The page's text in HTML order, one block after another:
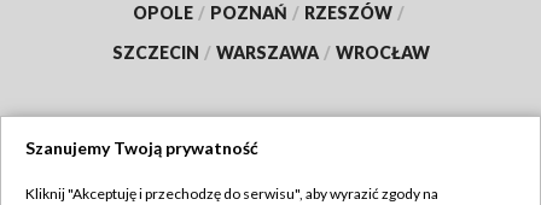
OPOLE / POZNAŃ / RZESZÓW /
SZCZECIN / WARSZAWA / WROCŁAW
Szanujemy Twoją prywatność
Kliknij "Akceptuję i przechodzę do serwisu", aby wyrazić zgody na